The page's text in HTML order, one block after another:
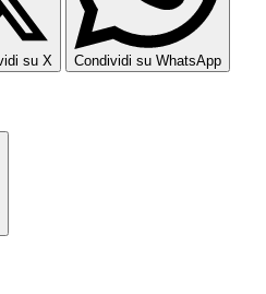
su X Condividi su WhatsApp